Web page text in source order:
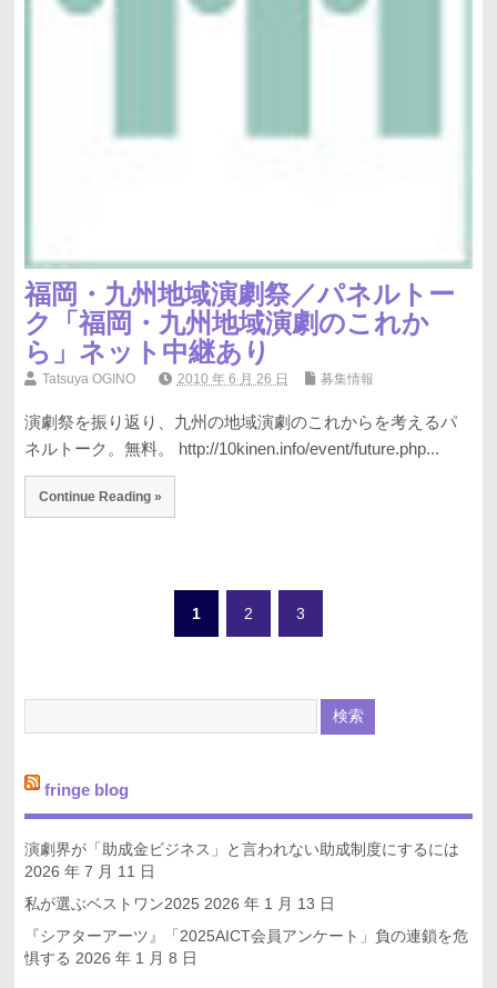
福岡・九州地域演劇祭／パネルトー
ク「福岡・九州地域演劇のこれか
ら」ネット中継あり
Tatsuya OGINO 2010 年 6 月 26 日 募集情報
演劇祭を振り返り、九州の地域演劇のこれからを考えるパ
ネルトーク。無料。 http://10kinen.info/event/future.php...
Continue Reading »
1 2 3
fringe blog
演劇界が「助成金ビジネス」と言われない助成制度にするには
2026 年 7 月 11 日
私が選ぶベストワン2025 2026 年 1 月 13 日
『シアターアーツ』「2025AICT会員アンケート」負の連鎖を危
惧する 2026 年 1 月 8 日